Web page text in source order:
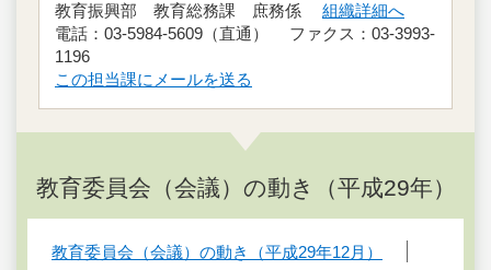
教育振興部 教育総務課 庶務係 組織詳細へ
電話：03-5984-5609（直通） ファクス：03-3993-
1196
この担当課にメールを送る
教育委員会（会議）の動き（平成29年）
教育委員会（会議）の動き（平成29年12月）